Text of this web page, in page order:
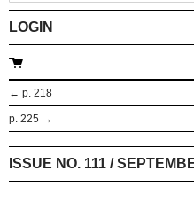
LOGIN
← p. 218
p. 225 →
ISSUE NO. 111 /